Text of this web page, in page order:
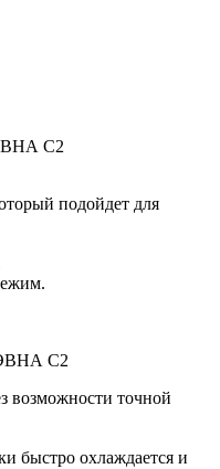
С2
подойдет для
С2
возможности точной
быстро охлаждается и